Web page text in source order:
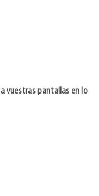
vuestras pantallas en lo